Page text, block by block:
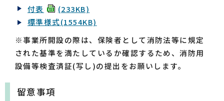
付表
(233KB)
標準様式(1554KB)
※事業所開設の際は、保険者として消防法等に規定
された基準を満たしているか確認するため、消防用
設備等検査済証(写し)の提出をお願いします。
留意事項